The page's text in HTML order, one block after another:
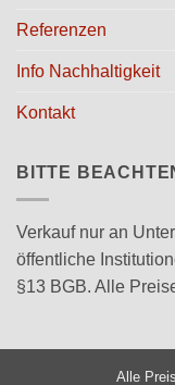
Referenzen
Info Nachhaltigkeit
Kontakt
BITTE
Verkauf nur an
öffentliche
§13 BGB. Alle
Alle